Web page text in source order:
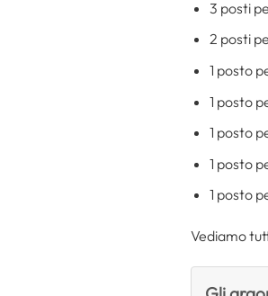
3 posti
2 posti
1 posto
1 posto
1 posto
1 posto
1 posto
Vediamo